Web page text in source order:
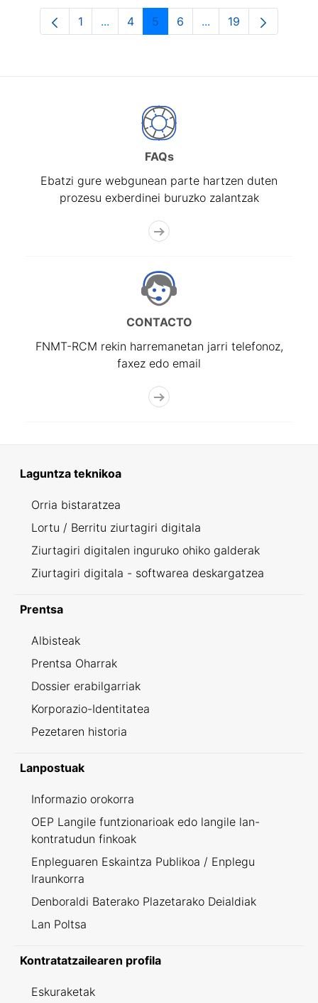
Orrialdea
1 ...Intermediate Pages Use TAB to
Orrialdea
4 Orrialdea
5 Orrialdea
6 ...Intermediate Pages
Orrialdea
19
FAQs
Ebatzi gure webgunean parte hartzen duten
prozesu exberdinei buruzko zalantzak
CONTACTO
FNMT-RCM rekin harremanetan jarri telefonoz,
faxez edo email
Laguntza teknikoa
Orria bistaratzea
Lortu / Berritu ziurtagiri digitala
Ziurtagiri digitalen inguruko ohiko galderak
Ziurtagiri digitala - softwarea deskargatzea
Prentsa
Albisteak
Prentsa Oharrak
Dossier erabilgarriak
Korporazio-Identitatea
Pezetaren historia
Lanpostuak
Informazio orokorra
OEP Langile funtzionarioak edo langile lan-
kontratudun finkoak
Enpleguaren Eskaintza Publikoa / Enplegu
Iraunkorra
Denboraldi Baterako Plazetarako Deialdiak
Lan Poltsa
Kontratatzailearen profila
Eskuraketak